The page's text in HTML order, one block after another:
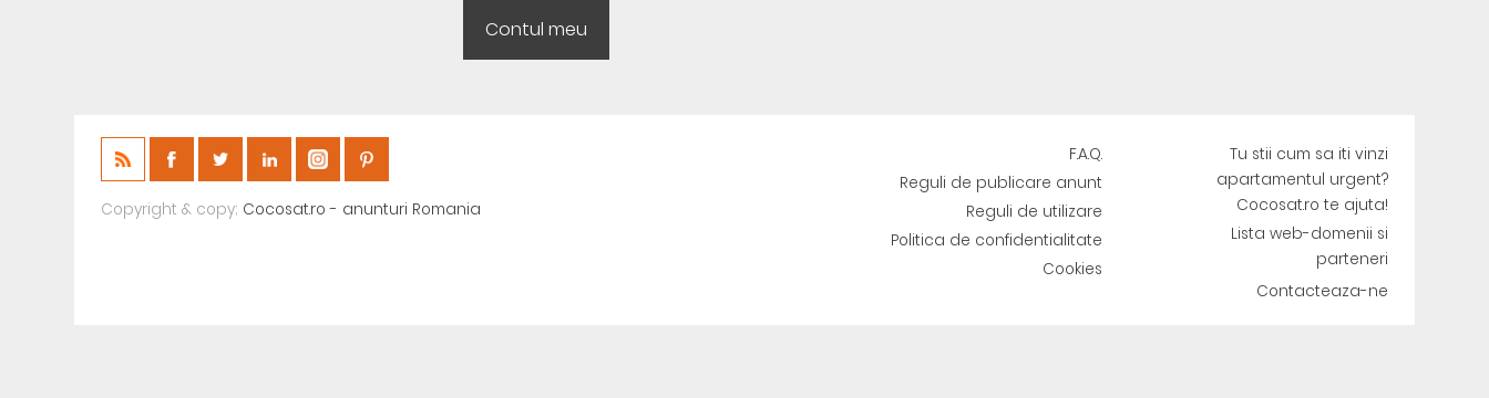
Copyright & copy; Cocosat.ro - anunturi Romania
F.A.Q.
Reguli de publicare anunt
Reguli de utilizare
Politica de confidentialitate
Cookies
Tu stii cum sa iti vinzi
apartamentul urgent?
Cocosat.ro te ajuta!
Lista web-domenii si
parteneri
Contacteaza-ne